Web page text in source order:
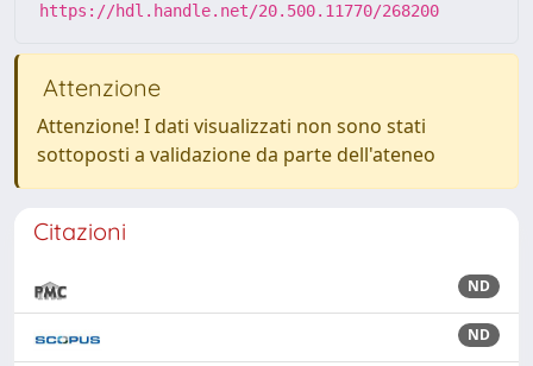
https://hdl.handle.net/20.500.11770/268200
Attenzione
Attenzione! I dati visualizzati non sono stati
sottoposti a validazione da parte dell'ateneo
Citazioni
ND
ND